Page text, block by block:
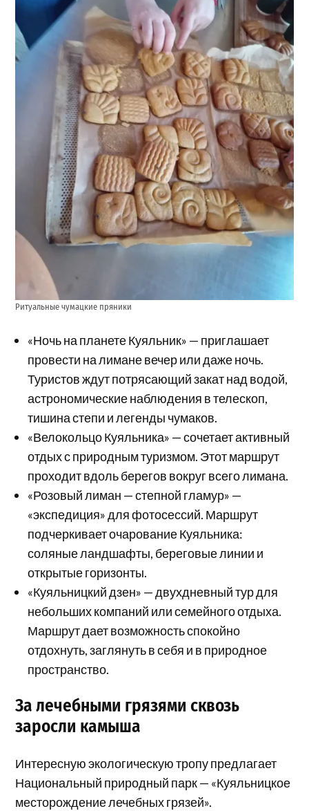
Ритуальные чумацкие пряники
«Ночь на планете Куяльник» — приглашает
провести на лимане вечер или даже ночь.
Туристов ждут потрясающий закат над водой,
астрономические наблюдения в телескоп,
тишина степи и легенды чумаков.
«Велокольцо Куяльника» — сочетает активный
отдых с природным туризмом. Этот маршрут
проходит вдоль берегов вокруг всего лимана.
«Розовый лиман — степной гламур» —
«экспедиция» для фотосессий. Маршрут
подчеркивает очарование Куяльника:
соляные ландшафты, береговые линии и
открытые горизонты.
«Куяльницкий дзен» — двухдневный тур для
небольших компаний или семейного отдыха.
Маршрут дает возможность спокойно
отдохнуть, заглянуть в себя и в природное
пространство.
За лечебными грязями сквозь
заросли камыша
Интересную экологическую тропу предлагает
Национальный природный парк — «Куяльницкое
месторождение лечебных грязей».